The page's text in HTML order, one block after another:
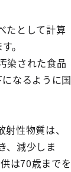
たとして計算
。
染された食品
なるように国
性物質は、
、減少しま
は70歳までを